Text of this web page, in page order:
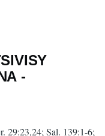
-
29:23,24; Sal. 139:1-6;